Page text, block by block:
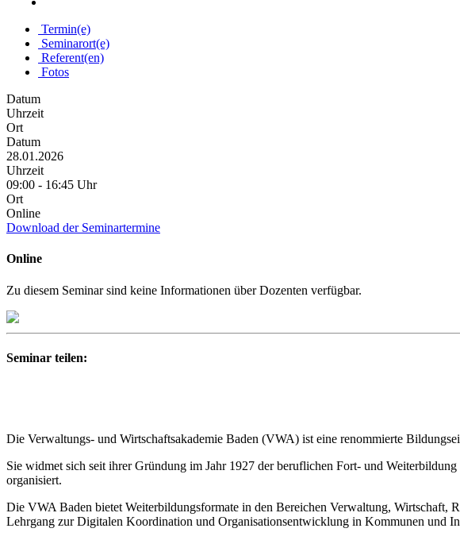
Termin(e)
Seminarort(e)
Referent(en)
Fotos
Datum
Uhrzeit
Ort
Datum
28.01.2026
Uhrzeit
09:00 - 16:45 Uhr
Ort
Online
Download der Seminartermine
Online
Zu diesem Seminar sind keine Informationen über Dozenten verfügbar.
Seminar teilen:
Die Verwaltungs- und Wirtschaftsakademie Baden (VWA) ist eine renommierte
Sie widmet sich seit ihrer Gründung im Jahr 1927 der beruflichen Fort- und
organisiert.
Die VWA Baden bietet Weiterbildungsformate in den Bereichen Verwaltung, Wirtschaft,
Lehrgang zur Digitalen Koordination und Organisationsentwicklung in Kommunen und